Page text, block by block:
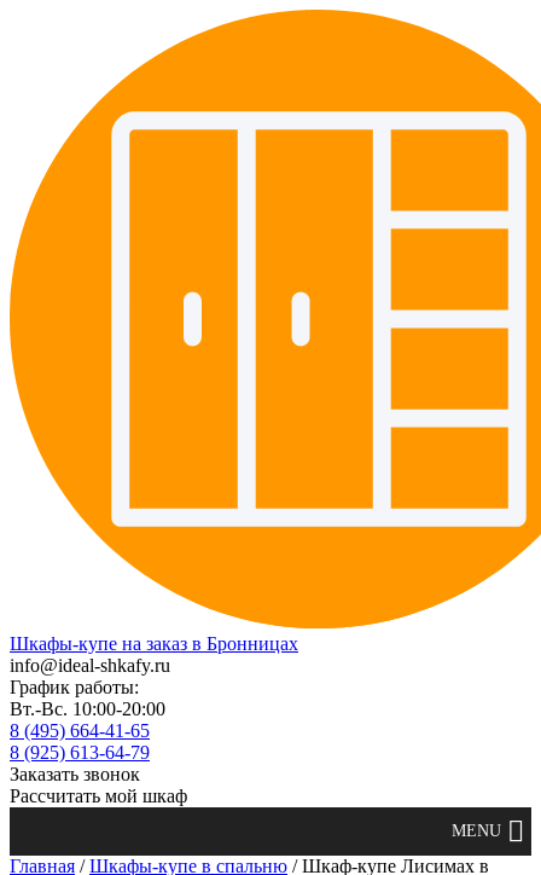
Шкафы-купе на заказ в Бронницах
info@ideal-shkafy.ru
График работы:
Вт.-Вс. 10:00-20:00
8 (495) 664-41-65
8 (925) 613-64-79
Заказать звонок
Рассчитать мой шкаф
Главная /Шкафы-купе в спальню / Шкаф-купе Лисимах в